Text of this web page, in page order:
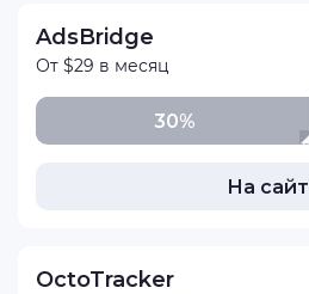
AdsBridge
От $29 в месяц
30%
На сайт
OctoTracker